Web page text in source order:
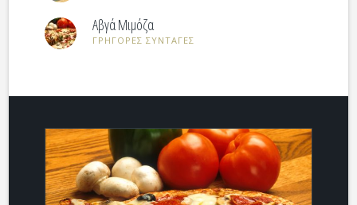
Αβγά Μιμόζα
ΓΡΗΓΟΡΕΣ ΣΥΝΤΑΓΕΣ